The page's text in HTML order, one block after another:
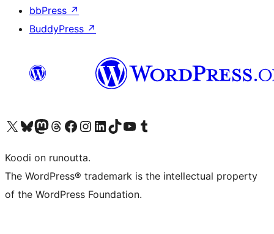
bbPress ↗
BuddyPress ↗
Visit our X (formerly Twitter) account
Visit our Bluesky account
Visit our Mastodon account
Visit our Threads account
Visit our Facebook page
Visit our Instagram account
Visit our LinkedIn account
Visit our TikTok account
Näytä YouTube-kanava
Visit our Tumblr account
Koodi on runoutta.
The WordPress® trademark is the intellectual property
of the WordPress Foundation.